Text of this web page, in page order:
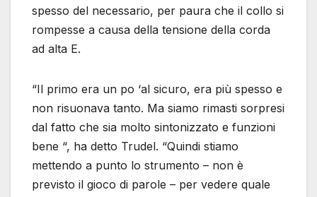
spesso del necessario, per paura che il collo si
rompesse a causa della tensione della corda
ad alta E.
“Il primo era un po ‘al sicuro, era più spesso e
non risuonava tanto. Ma siamo rimasti sorpresi
dal fatto che sia molto sintonizzato e funzioni
bene “, ha detto Trudel. “Quindi stiamo
mettendo a punto lo strumento – non è
previsto il gioco di parole – per vedere quale